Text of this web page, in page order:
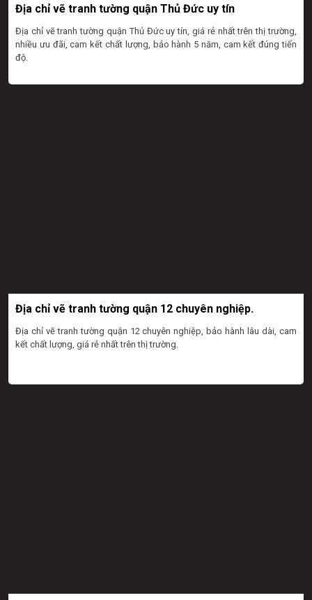
Địa chỉ vẽ tranh tường quận Thủ Đức uy tín
Địa chỉ vẽ tranh tường quận Thủ Đức uy tín, giá rẻ nhất trên thị trường,
nhiều ưu đãi, cam kết chất lượng, bảo hành 5 năm, cam kết đúng tiến
độ.
Địa chỉ vẽ tranh tường quận 12 chuyên nghiệp.
Địa chỉ vẽ tranh tường quận 12 chuyên nghiệp, bảo hành lâu dài, cam
kết chất lượng, giá rẻ nhất trên thị trường.